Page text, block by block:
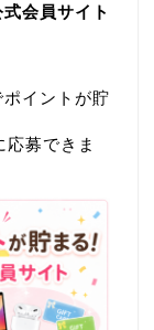
会員サイト
イントが貯
応募できま